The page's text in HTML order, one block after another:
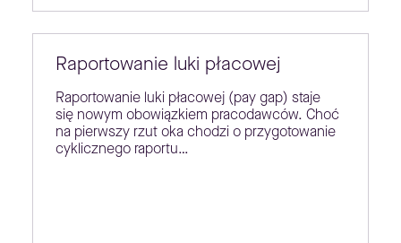
Raportowanie luki płacowej
Raportowanie luki płacowej (pay gap) staje
się nowym obowiązkiem pracodawców. Choć
na pierwszy rzut oka chodzi o przygotowanie
cyklicznego raportu…